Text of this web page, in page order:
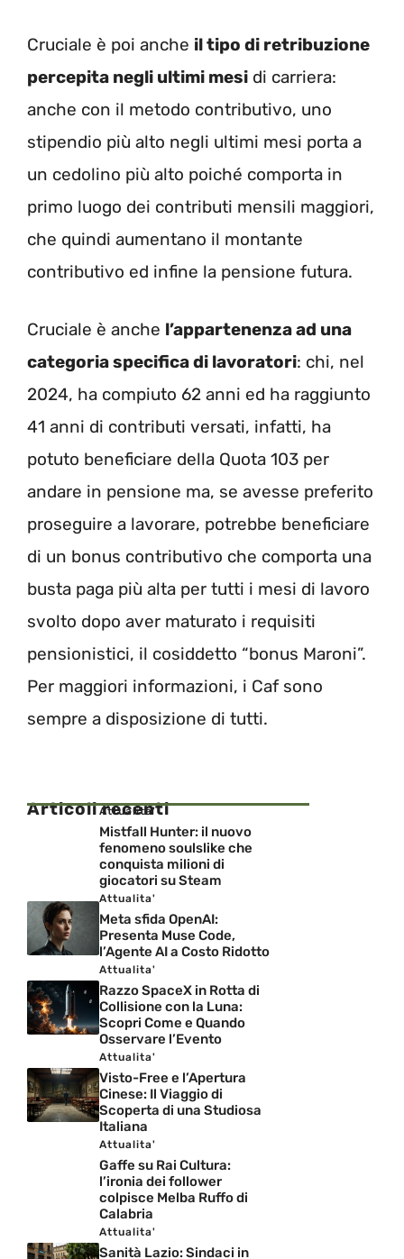
Cruciale è poi anche il tipo di retribuzione
percepita negli ultimi mesi di carriera:
anche con il metodo contributivo, uno
stipendio più alto negli ultimi mesi porta a
un cedolino più alto poiché comporta in
primo luogo dei contributi mensili maggiori,
che quindi aumentano il montante
contributivo ed infine la pensione futura.
Cruciale è anche l’appartenenza ad una
categoria specifica di lavoratori: chi, nel
2024, ha compiuto 62 anni ed ha raggiunto
41 anni di contributi versati, infatti, ha
potuto beneficiare della Quota 103 per
andare in pensione ma, se avesse preferito
proseguire a lavorare, potrebbe beneficiare
di un bonus contributivo che comporta una
busta paga più alta per tutti i mesi di lavoro
svolto dopo aver maturato i requisiti
pensionistici, il cosiddetto “bonus Maroni”.
Per maggiori informazioni, i Caf sono
sempre a disposizione di tutti.
Articoli recenti
Attualita'
Mistfall Hunter: il nuovo
fenomeno soulslike che
conquista milioni di
giocatori su Steam
Attualita'
Meta sfida OpenAI:
Presenta Muse Code,
l’Agente AI a Costo Ridotto
Attualita'
Razzo SpaceX in Rotta di
Collisione con la Luna:
Scopri Come e Quando
Osservare l’Evento
Attualita'
Visto-Free e l’Apertura
Cinese: Il Viaggio di
Scoperta di una Studiosa
Italiana
Attualita'
Gaffe su Rai Cultura:
l’ironia dei follower
colpisce Melba Ruffo di
Calabria
Attualita'
Sanità Lazio: Sindaci in